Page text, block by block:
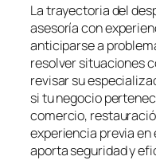
La trayectoria del
asesoría con
anticiparse a
resolver situaciones
revisar su
si tu negocio
comercio,
experiencia previa
aporta seguridad y